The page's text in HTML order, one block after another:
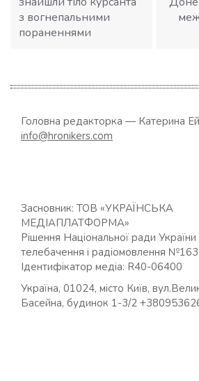
з вогнепальними
пораненнями
Головна редакторка — Катерина
info@hronikers.com
Засновник: ТОВ «УКРАЇНСЬКА
МЕДІАПЛАТФОРМА»
Рішення Національної ради України
телебачення і радіомовлення
Ідентифікатор медіа: R40-06400
Україна, 01024, місто Київ,
Басейна, будинок 1-3/2